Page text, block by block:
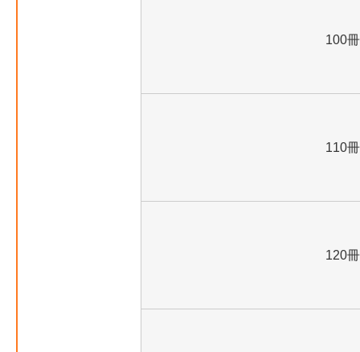
100冊
110冊
120冊